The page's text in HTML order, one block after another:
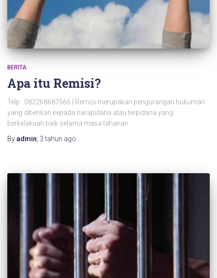
BERITA
Apa itu Remisi?
Telp : 082268687566 | Remisi merupakan pengurangan hukuman
yang diberikan kepada narapidana atau terpidana yang
berkelakuan baik selama masa tahanan
Byadmin 3 tahun ago